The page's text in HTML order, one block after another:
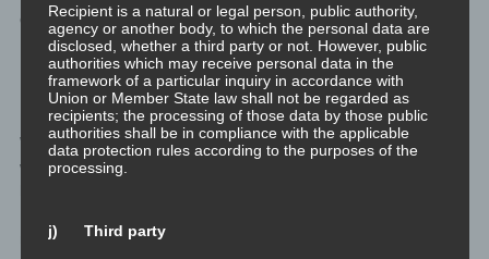
der Mehrheit (also der Geimpften) einschränkt.
Damit ist alles zur Impfpflicht gesagt.
Ich persönlich bin gegen die Impfpflicht. Es gibt Direktflüge von
Wien ans Rote Meer. Aber die Preise sind unverschämt niedrig,
weil zu viele Angst davor haben dorthin zu fliegen. Außerdem
meine Vorteile aus der Situation. Und würde das auch gerne
Recipient is a natural or legal person, public authority,
agency or another body, to which the personal data are
disclosed, whether a third party or not. However, public
authorities which may receive personal data in the
framework of a particular inquiry in accordance with
Union or Member State law shall not be regarded as
recipients; the processing of those data by those public
authorities shall be in compliance with the applicable
data protection rules according to the purposes of the
processing.
j) Third party